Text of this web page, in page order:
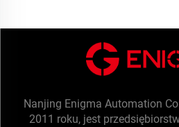
Nanjing Enigma Automation
2011 roku, jest